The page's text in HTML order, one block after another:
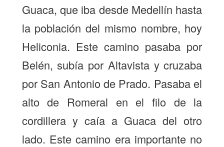
Guaca, que iba desde Medellín hasta
la población del mismo nombre, hoy
Heliconia. Este camino pasaba por
Belén, subía por Altavista y cruzaba
por San Antonio de Prado. Pasaba el
alto de Romeral en el filo de la
cordillera y caía a Guaca del otro
lado. Este camino era importante no